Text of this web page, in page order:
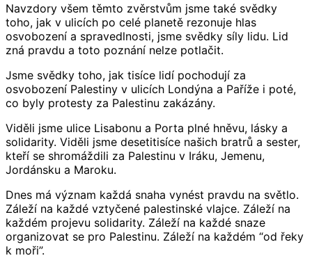
Navzdory všem těmto zvěrstvům jsme také svědky
toho, jak v ulicích po celé planetě rezonuje hlas
osvobození a spravedlnosti, jsme svědky síly lidu. Lid
zná pravdu a toto poznání nelze potlačit.
Jsme svědky toho, jak tisíce lidí pochodují za
osvobození Palestiny v ulicích Londýna a Paříže i poté,
co byly protesty za Palestinu zakázány.
Viděli jsme ulice Lisabonu a Porta plné hněvu, lásky a
solidarity. Viděli jsme desetitisíce našich bratrů a sester,
kteří se shromáždili za Palestinu v Iráku, Jemenu,
Jordánsku a Maroku.
Dnes má význam každá snaha vynést pravdu na světlo.
Záleží na každé vztyčené palestinské vlajce. Záleží na
každém projevu solidarity. Záleží na každé snaze
organizovat se pro Palestinu. Záleží na každém “od řeky
k moři”.